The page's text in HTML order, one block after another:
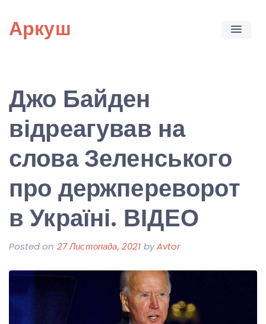
content
Аркуш
Джо Байден
відреагував на
слова Зеленського
про держпереворот
в Україні. ВІДЕО
Posted on 27 Листопада, 2021 byAvtor